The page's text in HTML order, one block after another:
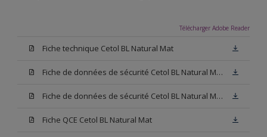
Télécharger Adobe Reader
Fiche technique Cetol BL Natural Mat
Fiche de données de sécurité Cetol BL Natural Mat Hêtre
Fiche de données de sécurité Cetol BL Natural Mat Chêne Clair
Fiche QCE Cetol BL Natural Mat